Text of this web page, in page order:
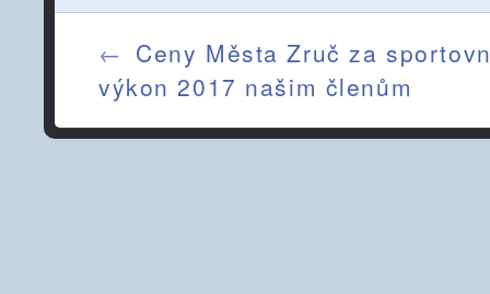
Post navigation
← Ceny Města Zruč za
výkon 2017 našim členům